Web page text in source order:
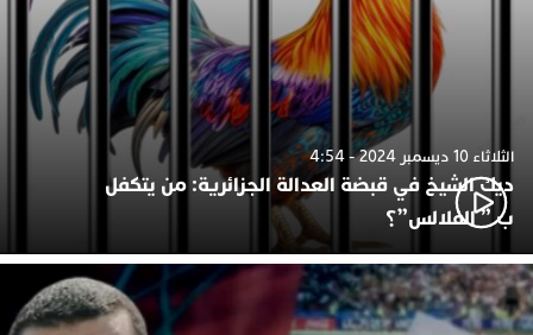
الثلاثاء 10 ديسمبر 2024 - 4:54
ديك الشيخ في قبضة العدالة الجزائرية: من يتكفل
ب ” الفلالس”؟